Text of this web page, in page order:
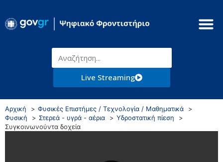
Live Streaming
Αρχική
Φυσικές Επιστήμες / Τεχνολογία / Μαθηματικά
Φυσική
Στερεά - υγρά - αέρια
Υδροστατική πίεση
Συγκοινωνούντα δοχεία